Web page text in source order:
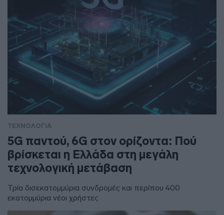
ΤΕΧΝΟΛΟΓΙΑ
5G παντού, 6G στον ορίζοντα: Πού
βρίσκεται η Ελλάδα στη μεγάλη
τεχνολογική μετάβαση
Τρία δισεκατομμύρια συνδρομές και περίπου 400
εκατομμύρια νέοι χρήστες